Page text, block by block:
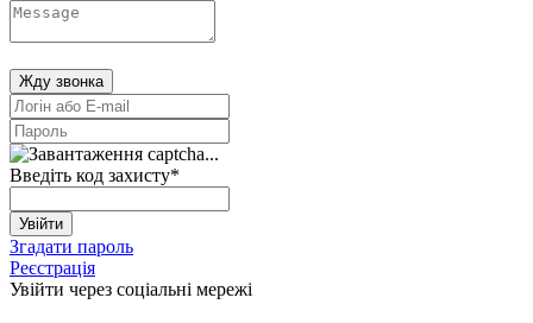
Жду звонка
Введіть код захисту*
Увійти
Згадати пароль
Реєстрація
Увійти через соціальні мережі